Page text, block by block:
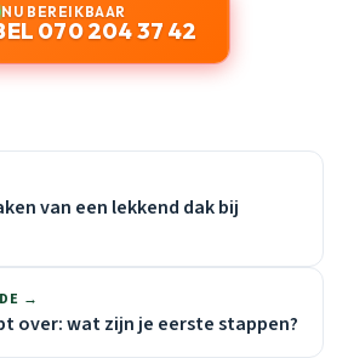
NU BEREIKBAAR
070 204 37 42
van een lekkend dak bij
→
over: wat zijn je eerste stappen?